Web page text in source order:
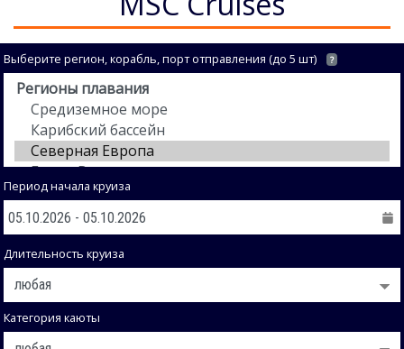
Выберите регион, корабль, порт отправления (до 5 шт) ?
Период начала круиза
Длительность круиза
Категория каюты